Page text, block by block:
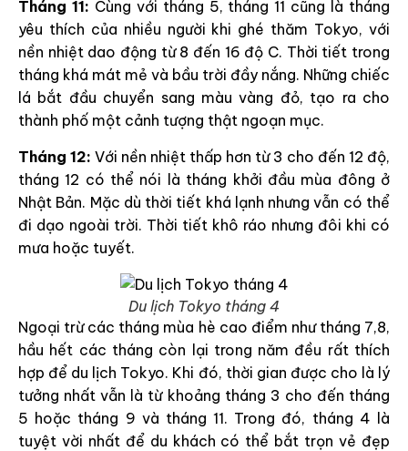
Tháng 11: Cùng với tháng 5, tháng 11 cũng là tháng
yêu thích của nhiều người khi ghé thăm Tokyo, với
nền nhiệt dao động từ 8 đến 16 độ C. Thời tiết trong
tháng khá mát mẻ và bầu trời đầy nắng. Những chiếc
lá bắt đầu chuyển sang màu vàng đỏ, tạo ra cho
thành phố một cảnh tượng thật ngoạn mục.
Tháng 12: Với nền nhiệt thấp hơn từ 3 cho đến 12 độ,
tháng 12 có thể nói là tháng khởi đầu mùa đông ở
Nhật Bản. Mặc dù thời tiết khá lạnh nhưng vẫn có thể
đi dạo ngoài trời. Thời tiết khô ráo nhưng đôi khi có
mưa hoặc tuyết.
Du lịch Tokyo tháng 4
Ngoại trừ các tháng mùa hè cao điểm như tháng 7,8,
hầu hết các tháng còn lại trong năm đều rất thích
hợp để du lịch Tokyo. Khi đó, thời gian được cho là lý
tưởng nhất vẫn là từ khoảng tháng 3 cho đến tháng
5 hoặc tháng 9 và tháng 11. Trong đó, tháng 4 là
tuyệt vời nhất để du khách có thể bắt trọn vẻ đẹp